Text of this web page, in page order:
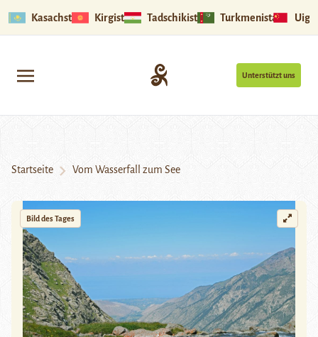
Kasachstan Kirgistan Tadschikistan Turkmenistan
Unterstützt uns
Startseite Vom Wasserfall zum See
Bild des Tages